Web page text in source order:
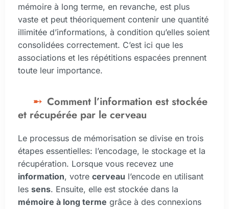
mémoire à long terme, en revanche, est plus
vaste et peut théoriquement contenir une quantité
illimitée d’informations, à condition qu’elles soient
consolidées correctement. C’est ici que les
associations et les répétitions espacées prennent
toute leur importance.
Comment l’information est stockée
et récupérée par le cerveau
Le processus de mémorisation se divise en trois
étapes essentielles: l’encodage, le stockage et la
récupération. Lorsque vous recevez une
information, votre cerveau l’encode en utilisant
les sens. Ensuite, elle est stockée dans la
mémoire à long terme grâce à des connexions